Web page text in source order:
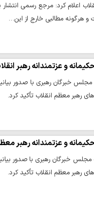
اعلام کرد: مرجع رسمی
و هرگونه مطالبی خارج از این…
و عزتمندانه رهبر
خبرگان رهبری با صدور
رهبر معظم انقلاب تأکید کرد.
و عزتمندانه رهبر
خبرگان رهبری با صدور
رهبر معظم انقلاب تأکید کرد.